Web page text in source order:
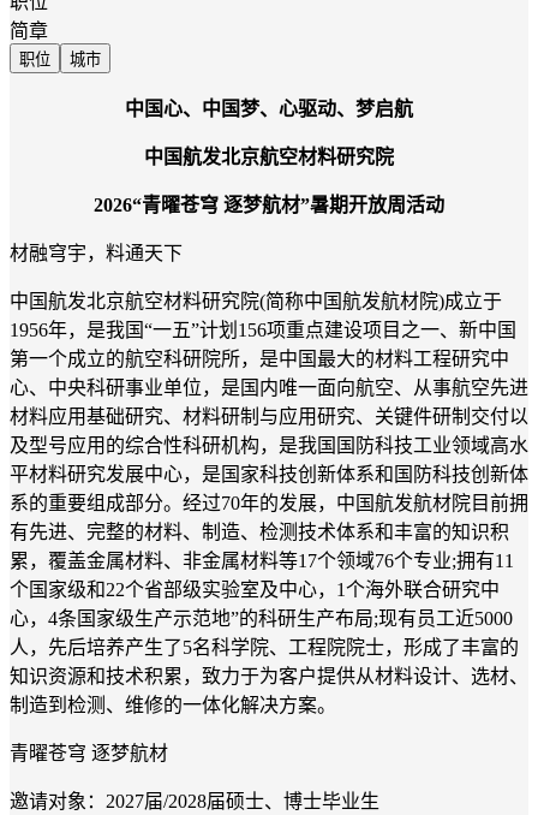
简章
职位 城市
中国心、中国梦、心驱动、梦启航
中国航发北京航空材料研究院
2026“青曜苍穹 逐梦航材”暑期开放周活动
材融穹宇，料通天下
中国航发北京航空材料研究院(简称中国航发航材院)成立于
1956年，是我国“一五”计划156项重点建设项目之一、新中国
第一个成立的航空科研院所，是中国最大的材料工程研究中
心、中央科研事业单位，是国内唯一面向航空、从事航空先进
材料应用基础研究、材料研制与应用研究、关键件研制交付以
及型号应用的综合性科研机构，是我国国防科技工业领域高水
平材料研究发展中心，是国家科技创新体系和国防科技创新体
系的重要组成部分。经过70年的发展，中国航发航材院目前拥
有先进、完整的材料、制造、检测技术体系和丰富的知识积
累，覆盖金属材料、非金属材料等17个领域76个专业;拥有11
个国家级和22个省部级实验室及中心，1个海外联合研究中
心，4条国家级生产示范地”的科研生产布局;现有员工近5000
人，先后培养产生了5名科学院、工程院院士，形成了丰富的
知识资源和技术积累，致力于为客户提供从材料设计、选材、
制造到检测、维修的一体化解决方案。
青曜苍穹 逐梦航材
邀请对象： 2027届/2028届硕士、博士毕业生